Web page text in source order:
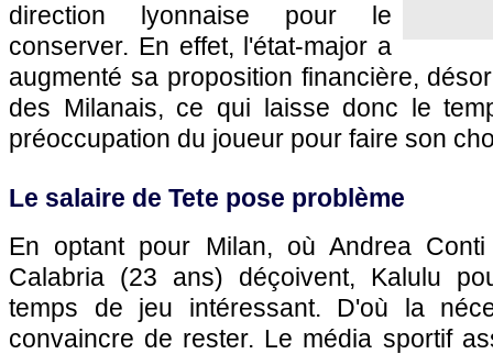
direction lyonnaise pour le
conserver. En effet, l'état-major a
augmenté sa proposition financière,
des Milanais, ce qui laisse donc le
préoccupation du joueur pour faire son
Le salaire de Tete pose problème
En optant pour Milan, où Andrea
Calabria (23 ans) déçoivent, Kalulu
temps de jeu intéressant. D'où la
convaincre de rester. Le média sportif